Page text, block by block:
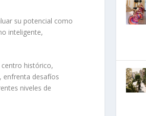
su potencial como
inteligente,
histórico,
enfrenta desafíos
niveles de